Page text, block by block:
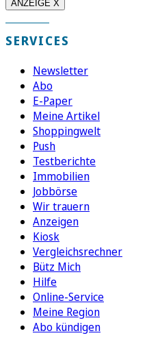
ANZEIGE X
SERVICES
Newsletter
Abo
E-Paper
Meine Artikel
Shoppingwelt
Push
Testberichte
Immobilien
Jobbörse
Wir trauern
Anzeigen
Kiosk
Vergleichsrechner
Bütz Mich
Hilfe
Online-Service
Meine Region
Abo kündigen